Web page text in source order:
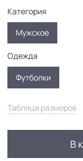
Таблица размеров
В
Категория
Мужское
Одежда
Футболки